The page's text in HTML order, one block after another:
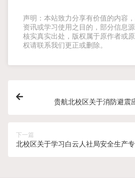
声明：本站致力分享有价值的内容
资讯或学习使用之目的，部分信息
核实真实出处，版权属于原作者或
权请联系我们更正或删除。
贵航北校区关于消防避震
下一篇
北校区关于学习白云人社局安全生产专